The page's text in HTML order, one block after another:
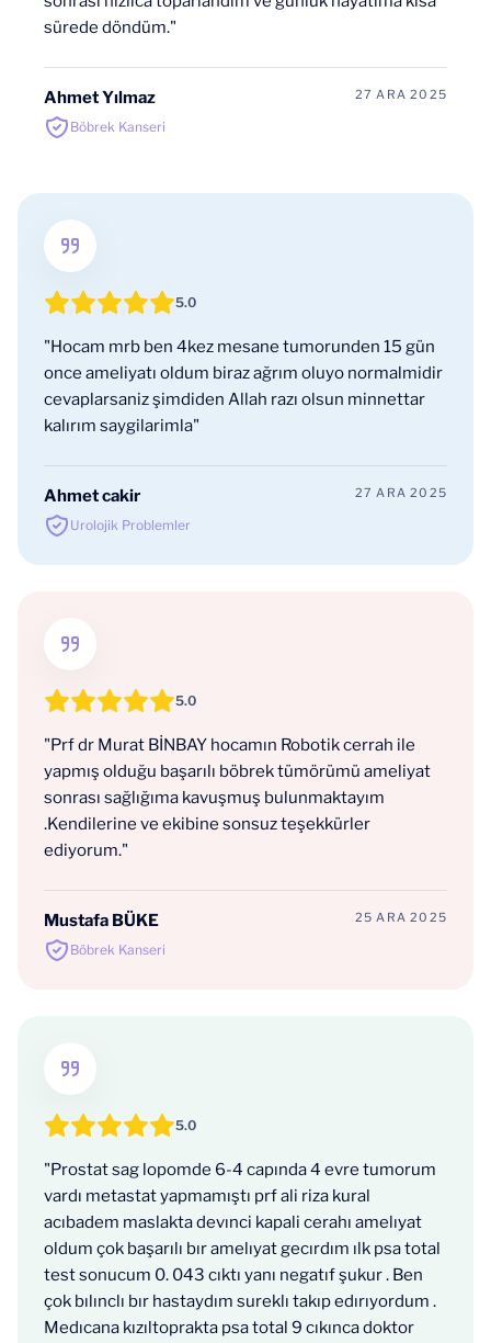
sürede döndüm."
Ahmet Yılmaz
Böbrek Kanseri
27 ARA 2025
5.0
"Hocam mrb ben 4kez mesane tumorunden 15 gün
once ameliyatı oldum biraz ağrım oluyo normalmidir
cevaplarsaniz şimdiden Allah razı olsun minnettar
kalırım saygilarimla"
Ahmet cakir
Urolojik Problemler
27 ARA 2025
5.0
"Prf dr Murat BİNBAY hocamın Robotik cerrah ile
yapmış olduğu başarılı böbrek tümörümü ameliyat
sonrası sağlığıma kavuşmuş bulunmaktayım
.Kendilerine ve ekibine sonsuz teşekkürler
ediyorum."
Mustafa BÜKE
Böbrek Kanseri
25 ARA 2025
5.0
"Prostat sag lopomde 6-4 capında 4 evre tumorum
vardı metastat yapmamıştı prf ali riza kural
acıbadem maslakta devınci kapali cerahı amelıyat
oldum çok başarılı bır amelıyat gecırdım ılk psa total
test sonucum 0. 043 cıktı yanı negatıf şukur . Ben
çok bılınclı bır hastaydım sureklı takıp edırıyordum .
Medıcana kızıltoprakta psa total 9 cıkınca doktor